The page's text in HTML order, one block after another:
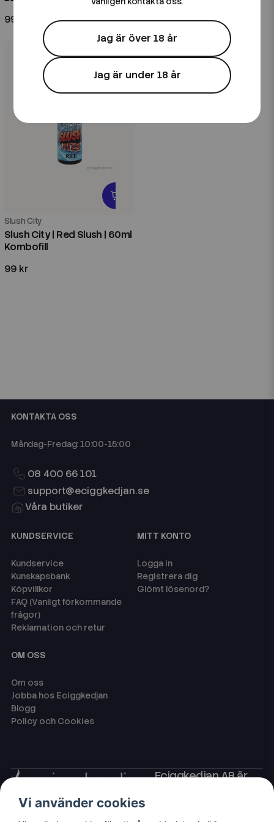
99 kr
99 kr
Slush City
Slush City | Red Slush | 60ml
Kombofill
99 kr
Jag är över 18 år
Jag är under 18 år
KONTAKTA OSS
Måndag-Fredag: 10:00-15:00
08 400 66 101
support@eciggkedjan.se
Våra butiker
KUNDSERVICE
Kundservice
Kunskapsbank
Köpvillkor
FAQ (Vanligt förkommande
frågor)
Reklamation och retur
MITT KONTO
Logga in
Registrera dig
Glömt lösenord?
OM OSS
Om oss
Jobba hos Eciggkedjan
Blogg
Policy och Cookies
Eciggkedjan AB är
som engångsvape,
Vi använder cookies